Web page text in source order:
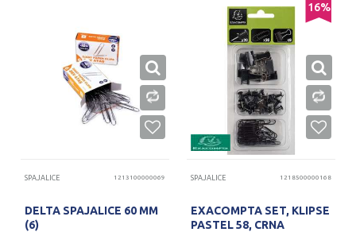
SPAJALICE 1213100000069
DELTA SPAJALICE 60 MM
(6)
16%
SPAJALICE 1218500000168
EXACOMPTA SET, KLIPSE
PASTEL 58, CRNA